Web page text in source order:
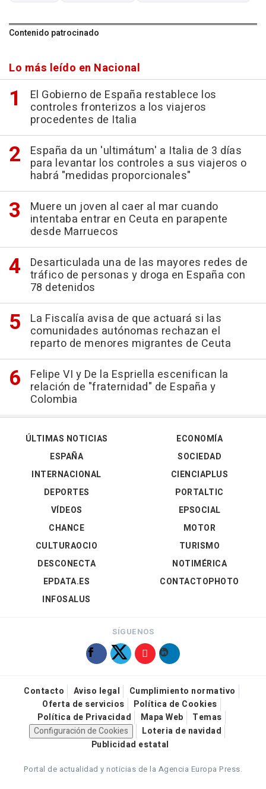
Contenido patrocinado
Lo más leído en Nacional
El Gobierno de España restablece los
controles fronterizos a los viajeros
procedentes de Italia
España da un 'ultimátum' a Italia de 3 días
para levantar los controles a sus viajeros o
habrá "medidas proporcionales"
Muere un joven al caer al mar cuando
intentaba entrar en Ceuta en parapente
desde Marruecos
Desarticulada una de las mayores redes de
tráfico de personas y droga en España con
78 detenidos
La Fiscalía avisa de que actuará si las
comunidades autónomas rechazan el
reparto de menores migrantes de Ceuta
Felipe VI y De la Espriella escenifican la
relación de "fraternidad" de España y
Colombia
ÚLTIMAS NOTICIAS
ESPAÑA
INTERNACIONAL
DEPORTES
VÍDEOS
ECONOMÍA
SOCIEDAD
CIENCIAPLUS
PORTALTIC
EPSOCIAL
CHANCE
CULTURAOCIO
DESCONECTA
EPDATA.ES
INFOSALUS
MOTOR
TURISMO
NOTIMÉRICA
CONTACTOPHOTO
SÍGUENOS
Contacto Aviso legal
Cumplimiento normativo
Oferta de servicios
Política de Cookies
Política de Privacidad
Mapa Web
Temas
Configuración de Cookies
Loteria de navidad
Publicidad estatal
Portal de actualidad y noticias de la Agencia Europa Press.